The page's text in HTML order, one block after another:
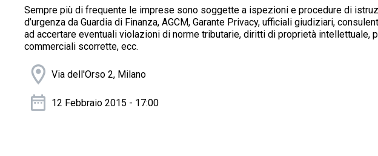
Sempre più di frequente le imprese sono soggette a ispezioni e procedure di
d’urgenza da Guardia di Finanza, AGCM, Garante Privacy, ufficiali giudiziari,
ad accertare eventuali violazioni di norme tributarie, diritti di proprietà intellettuale,
commerciali scorrette, ecc.
Via dell'Orso 2, Milano
12 Febbraio 2015 - 17:00